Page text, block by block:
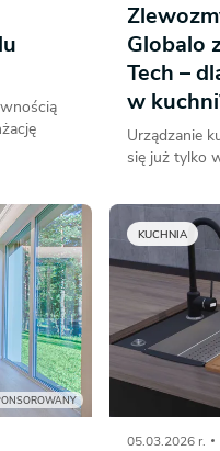
Globalo
Tech –
w
Urządzanie
się już tylko
KUCHNIA
05.03.2026 r.